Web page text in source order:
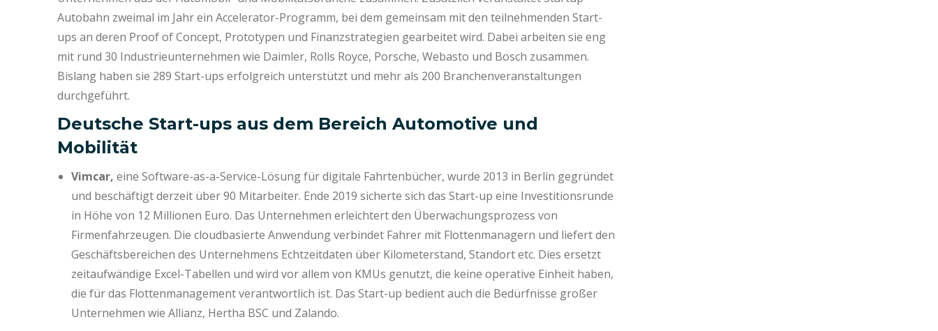
Autobahn zweimal im Jahr ein Accelerator-Programm, bei dem gemeinsam mit den teilnehmenden Start-
ups an deren Proof of Concept, Prototypen und Finanzstrategien gearbeitet wird. Dabei arbeiten sie eng
mit rund 30 Industrieunternehmen wie Daimler, Rolls Royce, Porsche, Webasto und Bosch zusammen.
Bislang haben sie 289 Start-ups erfolgreich unterstützt und mehr als 200 Branchenveranstaltungen
durchgeführt.
Deutsche Start-ups aus dem Bereich Automotive und
Mobilität
Vimcar, eine Software-as-a-Service-Lösung für digitale Fahrtenbücher, wurde 2013 in Berlin gegründet
und beschäftigt derzeit über 90 Mitarbeiter. Ende 2019 sicherte sich das Start-up eine Investitionsrunde
in Höhe von 12 Millionen Euro. Das Unternehmen erleichtert den Überwachungsprozess von
Firmenfahrzeugen. Die cloudbasierte Anwendung verbindet Fahrer mit Flottenmanagern und liefert den
Geschäftsbereichen des Unternehmens Echtzeitdaten über Kilometerstand, Standort etc. Dies ersetzt
zeitaufwändige Excel-Tabellen und wird vor allem von KMUs genutzt, die keine operative Einheit haben,
die für das Flottenmanagement verantwortlich ist. Das Start-up bedient auch die Bedürfnisse großer
Unternehmen wie Allianz, Hertha BSC und Zalando.